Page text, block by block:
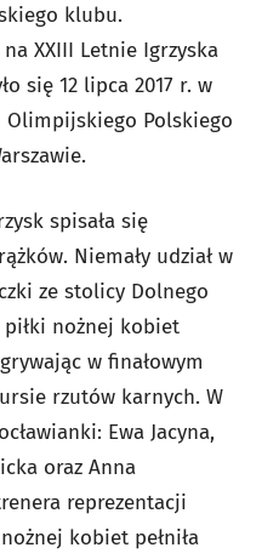
klubu.
XXIII Letnie Igrzyska
się 12 lipca 2017 r. w
Polskiego
spisała się
Niemały udział w
ze stolicy Dolnego
piłki nożnej kobiet
w finałowym
rzutów karnych. W
Ewa Jacyna,
oraz Anna
reprezentacji
kobiet pełniła